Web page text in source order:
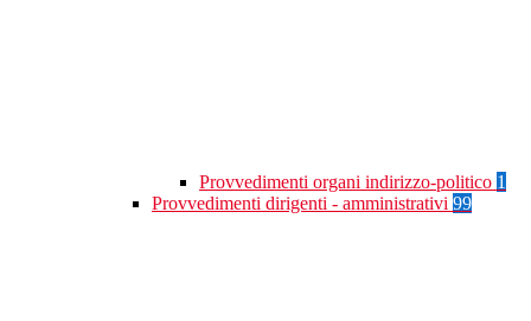
Provvedimenti organi indirizzo-politico 1
Provvedimenti dirigenti - amministrativi 99